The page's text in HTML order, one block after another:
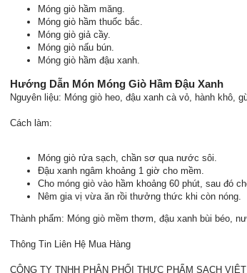
Móng giò hầm măng.
Móng giò hầm thuốc bắc.
Móng giò giả cầy.
Móng giò nấu bún.
Móng giò hầm đậu xanh.
Hướng Dẫn Món Móng Giò Hầm Đậu Xanh
Nguyên liệu: Móng giò heo, đậu xanh cà vỏ, hành khô,
Cách làm:
Móng giò rửa sạch, chần sơ qua nước sôi.
Đậu xanh ngâm khoảng 1 giờ cho mềm.
Cho móng giò vào hầm khoảng 60 phút, sau đó
Nêm gia vị vừa ăn rồi thưởng thức khi còn nóng.
Thành phẩm: Móng giò mềm thơm, đậu xanh bùi béo,
Thông Tin Liên Hệ Mua Hàng
CÔNG TY TNHH PHÂN PHỐI THỰC PHẨM SẠCH